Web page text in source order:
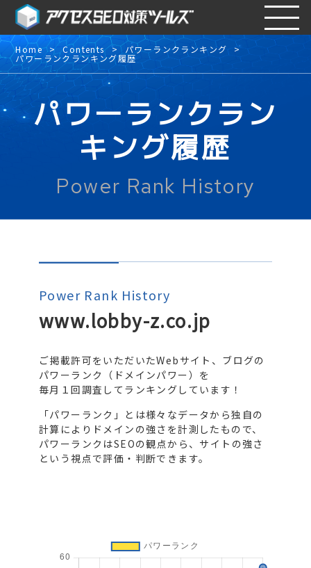
Home Contents パワーランクランキング
パワーランクランキング履歴
パワーランクラン
キング履歴
Power Rank History
Power Rank History
www.lobby-z.co.jp
ご掲載許可をいただいたWebサイト、ブログの
パワーランク（ドメインパワー）を
毎月１回調査してランキングしています！
「パワーランク」とは様々なデータから独自の
計算によりドメインの強さを計測したもので、
パワーランクはSEOの観点から、サイトの強さ
という視点で評価・判断できます。